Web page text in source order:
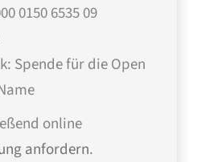
0150 6535 09
Spende für die Open
online
anfordern.